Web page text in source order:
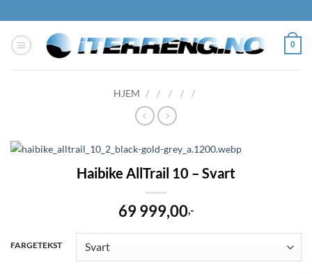
to
content
0
HJEM / / / / /
Haibike AllTrail 10 – Svart
69 999,00,-
FARGETEKST